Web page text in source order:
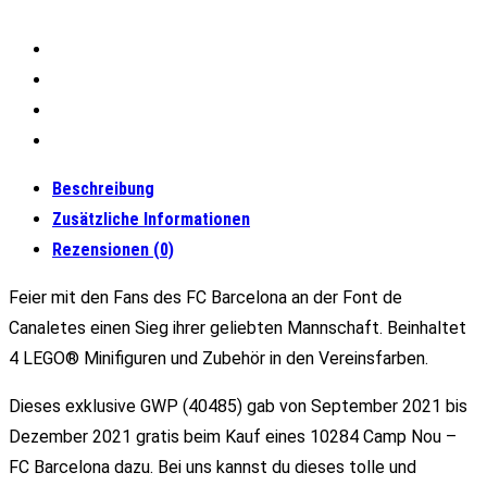
Beschreibung
Zusätzliche Informationen
Rezensionen (0)
Feier mit den Fans des FC Barcelona an der Font de
Canaletes einen Sieg ihrer geliebten Mannschaft. Beinhaltet
4 LEGO® Minifiguren und Zubehör in den Vereinsfarben.
Dieses exklusive GWP (40485) gab von September 2021 bis
Dezember 2021 gratis beim Kauf eines 10284 Camp Nou –
FC Barcelona dazu. Bei uns kannst du dieses tolle und